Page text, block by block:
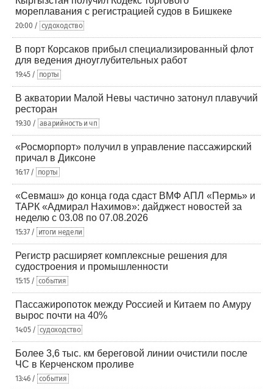
мореплавания с регистрацией судов в Бишкеке
20:00 / судоходство
В порт Корсаков прибыл специализированный флот
для ведения дноуглубительных работ
19:45 / порты
В акватории Малой Невы частично затонул плавучий
ресторан
19:30 / аварийность и чп
«Росморпорт» получил в управление пассажирский
причал в Диксоне
16:17 / порты
«Севмаш» до конца года сдаст ВМФ АПЛ «Пермь» и
ТАРК «Адмирал Нахимов»: дайджест новостей за
неделю с 03.08 по 07.08.2026
15:37 / итоги недели
Регистр расширяет комплексные решения для
судостроения и промышленности
15:15 / события
Пассажиропоток между Россией и Китаем по Амуру
вырос почти на 40%
14:05 / судоходство
Более 3,6 тыс. км береговой линии очистили после
ЧС в Керченском проливе
13:46 / события